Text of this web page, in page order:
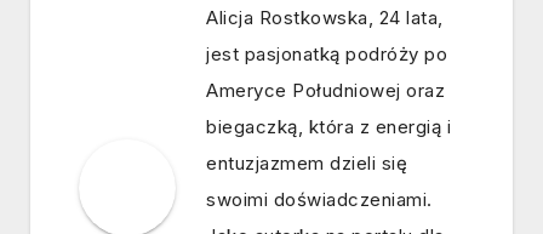
Alicja Rostkowska, 24 lata,
jest pasjonatką podróży po
Ameryce Południowej oraz
biegaczką, która z energią i
entuzjazmem dzieli się
swoimi doświadczeniami.